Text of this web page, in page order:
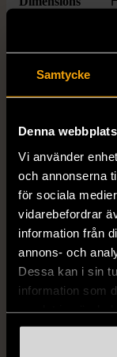
Samtycke
Denna
Vi använder
och annonserna
för sociala
vidarebefordrar
information från
annons- och
Dessa kan i sin
information som
Produkten
Fri frakt på
14 dagars